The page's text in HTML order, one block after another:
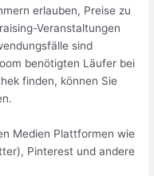
erlauben, Preise zu
Veranstaltungen
sind
benötigten Läufer bei
finden, können Sie
Medien Plattformen wie
Pinterest und andere